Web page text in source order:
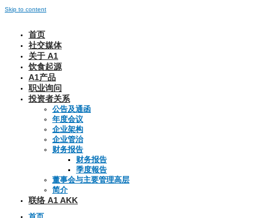
Skip to content
首页
社交媒体
关于 A1
饮食起源
A1产品
职业询问
投资者关系
公告及通函
年度会议
企业架构
企业管治
财务报告
财务报告
季度報告
董事会与主要管理高层
简介
联络 A1 AKK